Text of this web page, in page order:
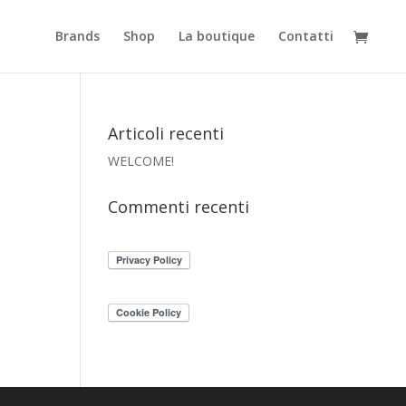
Brands Shop La boutique Contatti
Articoli recenti
WELCOME!
Commenti recenti